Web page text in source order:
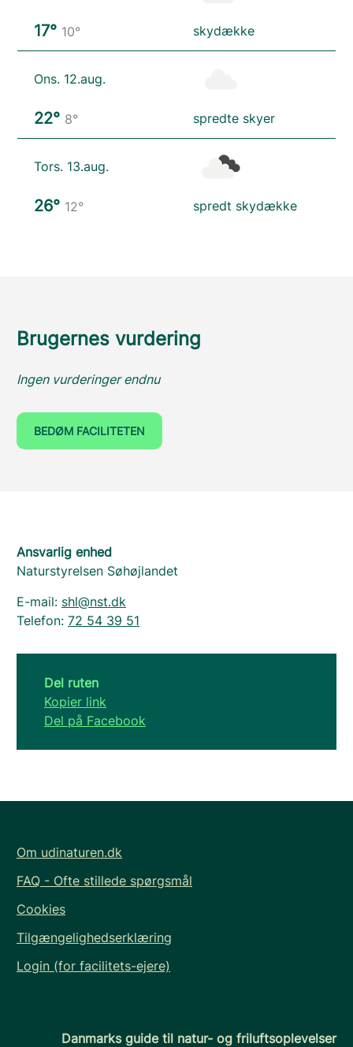
17° 10° skydække
Ons. 12.aug.
22° 8° spredte skyer
Tors. 13.aug.
26° 12° spredt skydække
Brugernes vurdering
Ingen vurderinger endnu
BEDØM FACILITETEN
Ansvarlig enhed
Naturstyrelsen Søhøjlandet
E-mail: shl@nst.dk
Telefon: 72 54 39 51
Del ruten
Kopier link
Del på Facebook
Om udinaturen.dk
FAQ - Ofte stillede spørgsmål
Cookies
Tilgængelighedserklæring
Login (for facilitets-ejere)
Danmarks guide til natur- og friluftsoplevelser